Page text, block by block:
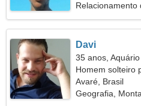
Relacionamento
Davi
35 anos, Aquário
Homem solteiro
Avaré, Brasil
Geografia,